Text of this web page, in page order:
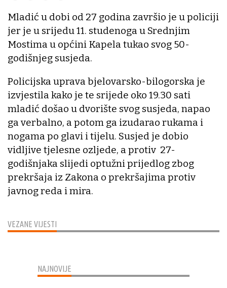
VEZANE VIJESTI
Mladić u dobi od 27 godina završio je u policiji
jer je u srijedu 11. studenoga u Srednjim
Mostima u općini Kapela tukao svog 50-
godišnjeg susjeda.
Policijska uprava bjelovarsko-bilogorska je
izvjestila kako je te srijede oko 19.30 sati
mladić došao u dvorište svog susjeda, napao
ga verbalno, a potom ga izudarao rukama i
nogama po glavi i tijelu. Susjed je dobio
vidljive tjelesne ozljede, a protiv 27-
godišnjaka slijedi optužni prijedlog zbog
prekršaja iz Zakona o prekršajima protiv
javnog reda i mira.
NAJNOVIJE